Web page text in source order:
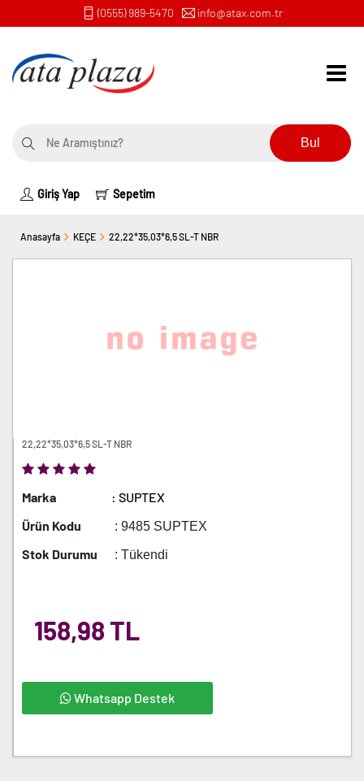
(0555) 989-5470 info@atax.com.tr
Bul
Giriş Yap Sepetim
Anasayfa KEÇE 22,22*35,03*6,5 SL-T NBR
22,22*35,03*6,5 SL-T NBR
Marka
: SUPTEX
Ürün Kodu
: 9485 SUPTEX
Stok Durumu : Tükendi
158,98 TL
Whatsapp Destek